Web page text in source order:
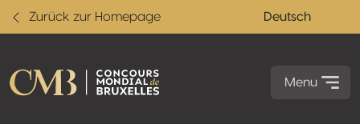
Zurück zur Homepage Deutsch
Menu